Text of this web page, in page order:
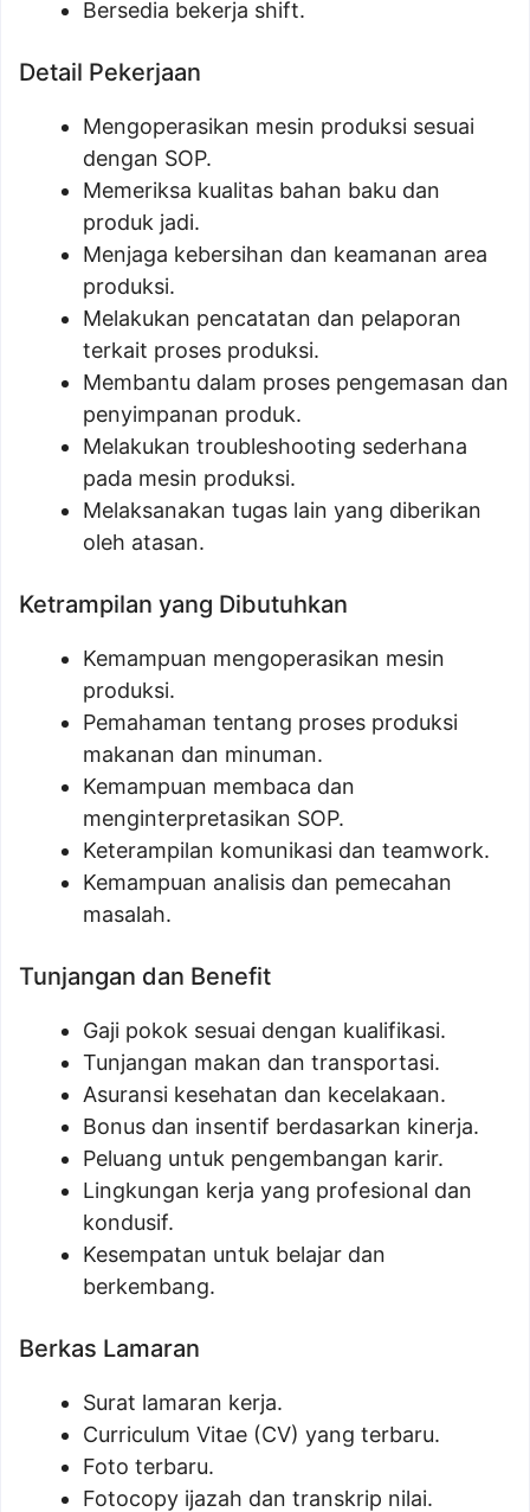
Bersedia bekerja shift.
Detail Pekerjaan
Mengoperasikan mesin produksi sesuai
dengan SOP.
Memeriksa kualitas bahan baku dan
produk jadi.
Menjaga kebersihan dan keamanan area
produksi.
Melakukan pencatatan dan pelaporan
terkait proses produksi.
Membantu dalam proses pengemasan dan
penyimpanan produk.
Melakukan troubleshooting sederhana
pada mesin produksi.
Melaksanakan tugas lain yang diberikan
oleh atasan.
Ketrampilan yang Dibutuhkan
Kemampuan mengoperasikan mesin
produksi.
Pemahaman tentang proses produksi
makanan dan minuman.
Kemampuan membaca dan
menginterpretasikan SOP.
Keterampilan komunikasi dan teamwork.
Kemampuan analisis dan pemecahan
masalah.
Tunjangan dan Benefit
Gaji pokok sesuai dengan kualifikasi.
Tunjangan makan dan transportasi.
Asuransi kesehatan dan kecelakaan.
Bonus dan insentif berdasarkan kinerja.
Peluang untuk pengembangan karir.
Lingkungan kerja yang profesional dan
kondusif.
Kesempatan untuk belajar dan
berkembang.
Berkas Lamaran
Surat lamaran kerja.
Curriculum Vitae (CV) yang terbaru.
Foto terbaru.
Fotocopy ijazah dan transkrip nilai.